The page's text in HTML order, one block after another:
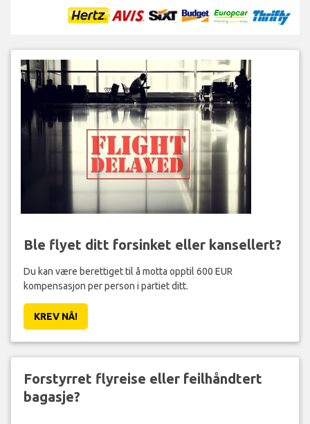
Ble flyet ditt forsinket eller kansellert?
Du kan være berettiget til å motta opptil 600 EUR
kompensasjon per person i partiet ditt.
KREV NÅ!
Forstyrret flyreise eller feilhåndtert
bagasje?